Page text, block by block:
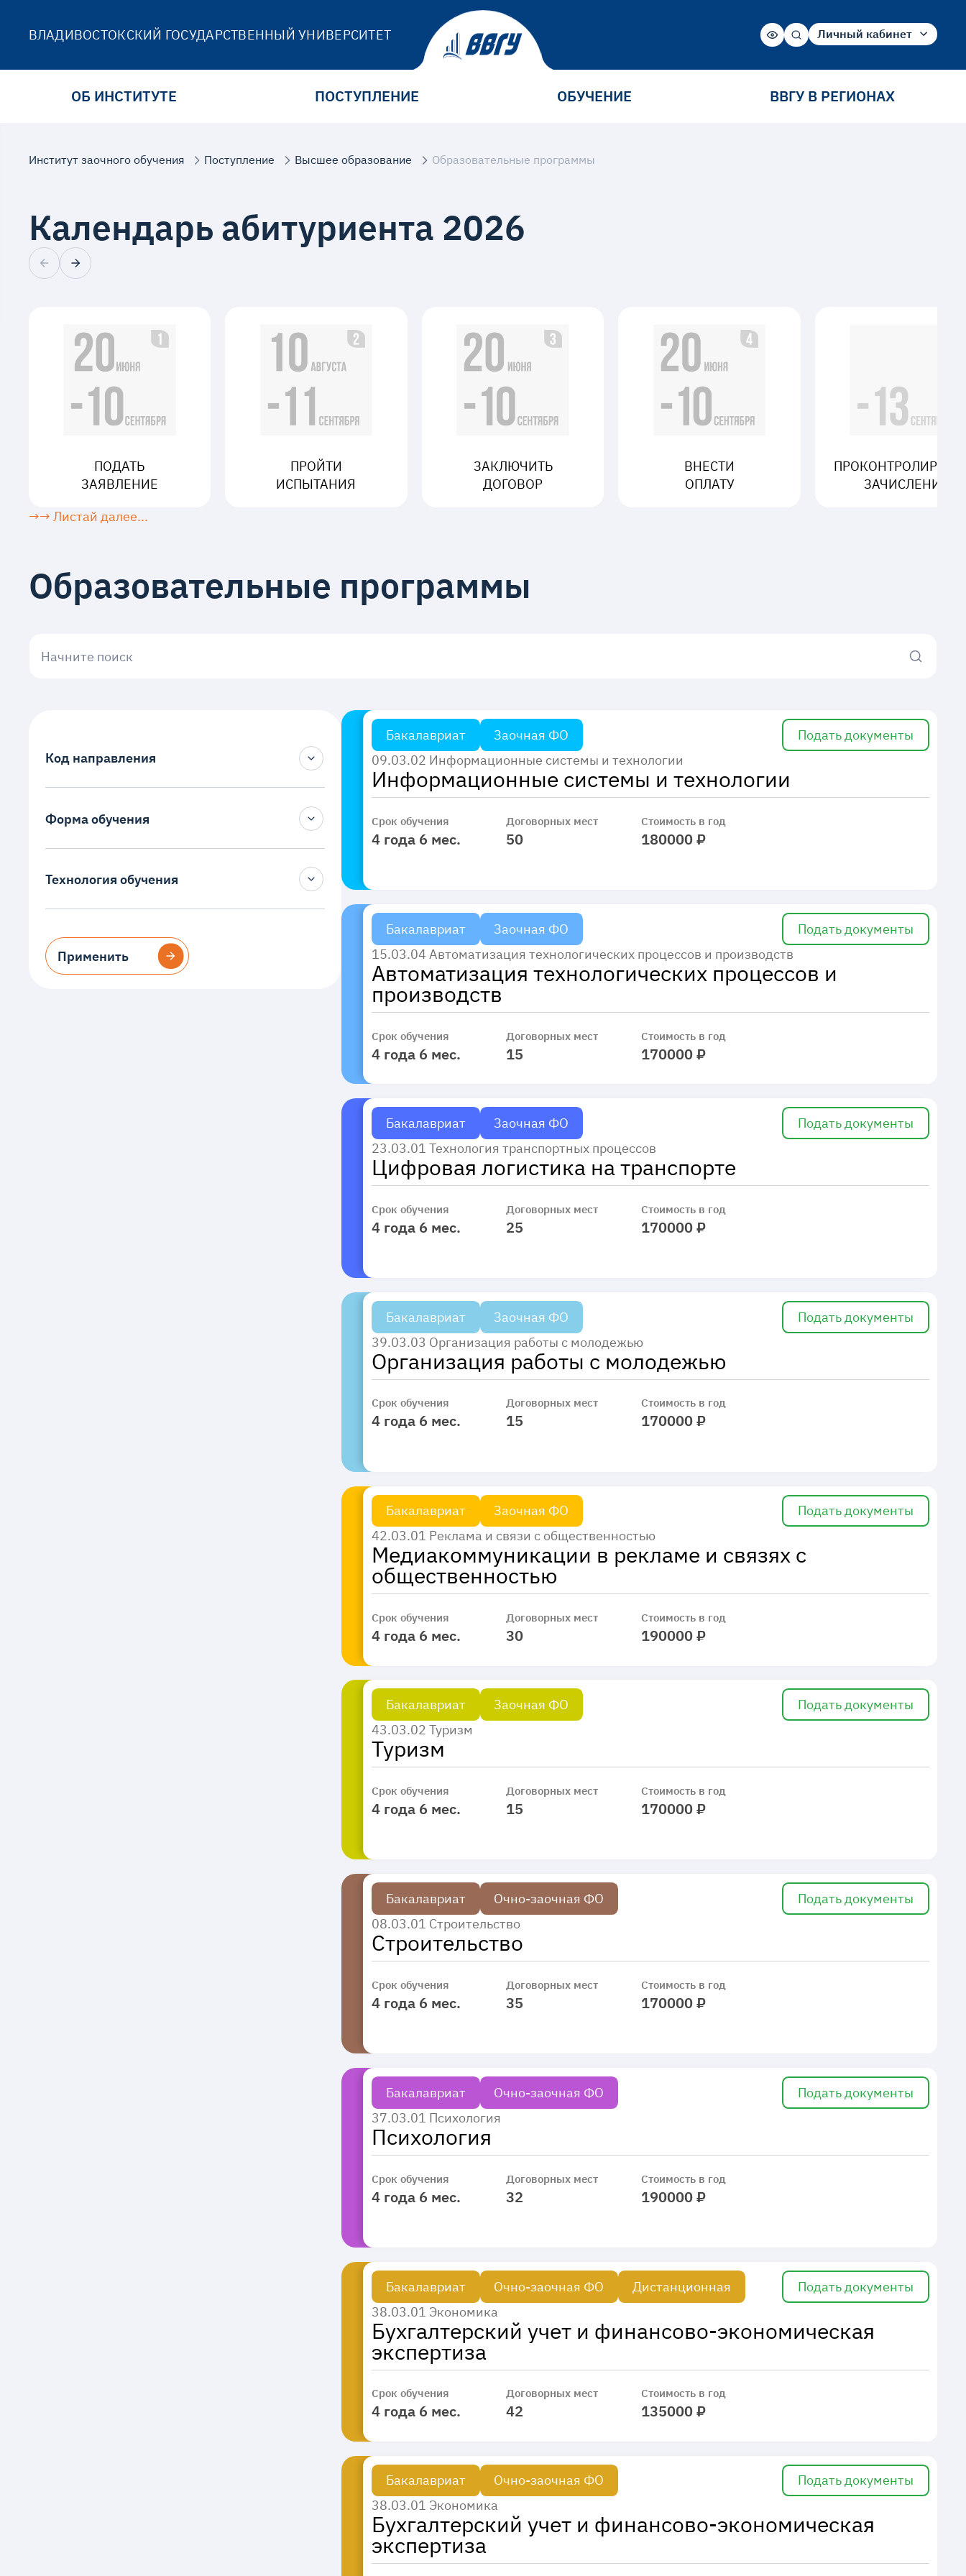
ВЛАДИВОСТОКСКИЙ ГОСУДАРСТВЕННЫЙ УНИВЕРСИТЕТ
Личный кабинет
ОБ ИНСТИТУТЕ ПОСТУПЛЕНИЕ ОБУЧЕНИЕ ВВГУ В РЕГИОНАХ
Институт заочного обучения Поступление Высшее образование Образовательные программы
Календарь абитуриента 2026
ПОДАТЬ
ЗАЯВЛЕНИЕ
ПРОЙТИ
ИСПЫТАНИЯ
ЗАКЛЮЧИТЬ
ДОГОВОР
ВНЕСТИ
ОПЛАТУ
ЗАЧИСЛЕНИЕ
→→ Листай далее...
Образовательные программы
Начните поиск
Код направления
Введите
Форма обучения
Заочная
Технология обучения
Применить
Применить
Бакалавриат Заочная ФО
Подать документы
09.03.02 Информационные системы и технологии
Информационные системы и технологии
Срок обучения
4 года 6 мес.
Договорных мест
50
Стоимость в год
180000 ₽
Бакалавриат Заочная ФО
Подать документы
15.03.04 Автоматизация технологических процессов и производств
Автоматизация технологических процессов и
производств
Срок обучения
4 года 6 мес.
Договорных мест
15
Стоимость в год
170000 ₽
Бакалавриат Заочная ФО
Подать документы
23.03.01 Технология транспортных процессов
Цифровая логистика на транспорте
Срок обучения
4 года 6 мес.
Договорных мест
25
Стоимость в год
170000 ₽
Бакалавриат Заочная ФО
Подать документы
39.03.03 Организация работы с молодежью
Организация работы с молодежью
Срок обучения
4 года 6 мес.
Договорных мест
15
Стоимость в год
170000 ₽
Бакалавриат Заочная ФО
Подать документы
42.03.01 Реклама и связи с общественностью
Медиакоммуникации в рекламе и связях с
общественностью
Срок обучения
4 года 6 мес.
Договорных мест
30
Стоимость в год
190000 ₽
Бакалавриат Заочная ФО
Подать документы
43.03.02 Туризм
Туризм
Срок обучения
4 года 6 мес.
Договорных мест
15
Стоимость в год
170000 ₽
Бакалавриат Очно-заочная ФО
Подать документы
08.03.01 Строительство
Строительство
Срок обучения
4 года 6 мес.
Договорных мест
35
Стоимость в год
170000 ₽
Бакалавриат Очно-заочная ФО
Подать документы
37.03.01 Психология
Психология
Срок обучения
4 года 6 мес.
Договорных мест
32
Стоимость в год
190000 ₽
Бакалавриат Очно-заочная ФО Дистанционная
Подать документы
38.03.01 Экономика
Бухгалтерский учет и финансово-экономическая
экспертиза
Срок обучения
4 года 6 мес.
Договорных мест
42
Стоимость в год
135000 ₽
Бакалавриат Очно-заочная ФО
Подать документы
38.03.01 Экономика
Бухгалтерский учет и финансово-экономическая
экспертиза